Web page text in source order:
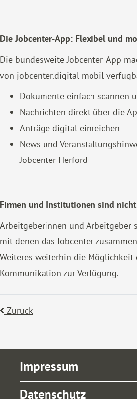
Die Jobcenter-App: Flexibel und
Die bundesweite Jobcenter-App
von jobcenter.digital mobil
Dokumente einfach scannen
Nachrichten direkt über die
Anträge digital einreichen
News und
Jobcenter Herford
Firmen und Institutionen sind
Arbeitgeberinnen und Arbeitgeber
mit denen das Jobcenter
Weiteres weiterhin die Möglichkeit
Kommunikation zur Verfügung.
Zurück
Impressum
Datenschutz